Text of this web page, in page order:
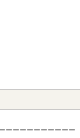
ーーーーーーーーーー